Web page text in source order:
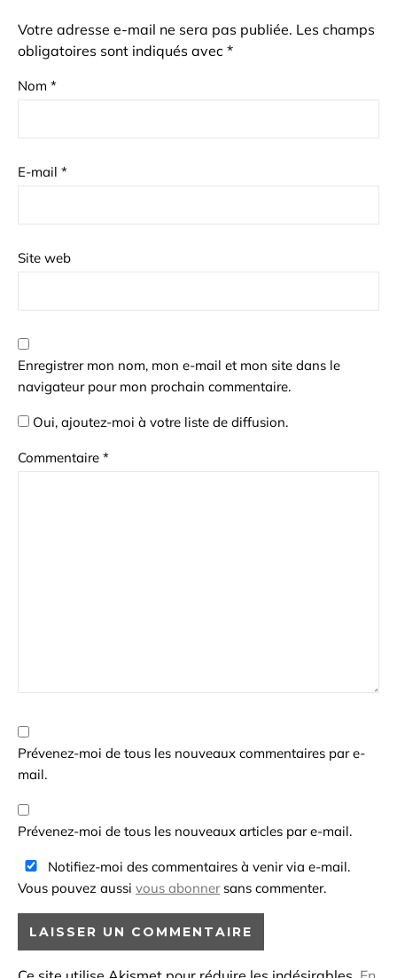
Votre adresse e-mail ne sera pas publiée. Les champs
obligatoires sont indiqués avec *
Nom *
E-mail *
Site web
Enregistrer mon nom, mon e-mail et mon site dans le
navigateur pour mon prochain commentaire.
Oui, ajoutez-moi à votre liste de diffusion.
Commentaire *
Prévenez-moi de tous les nouveaux commentaires par e-
mail.
Prévenez-moi de tous les nouveaux articles par e-mail.
Notifiez-moi des commentaires à venir via e-mail.
Vous pouvez aussi vous abonnersans commenter.